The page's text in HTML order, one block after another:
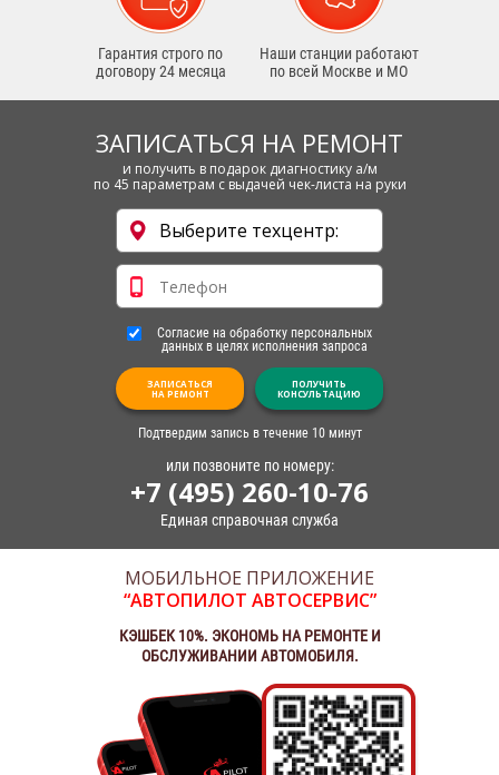
Гарантия строго по
договору 24 месяца
Наши станции работают
по всей Москве и МО
ЗАПИСАТЬСЯ НА РЕМОНТ
и получить в подарок диагностику а/м
по 45 параметрам с выдачей чек-листа на руки
Согласие на обработку персональных
данных в целях исполнения запроса
ЗАПИСАТЬСЯ
НА РЕМОНТ
ПОЛУЧИТЬ
КОНСУЛЬТАЦИЮ
Подтвердим запись в течение 10 минут
или позвоните по номеру:
+7 (495) 260-10-76
Единая справочная служба
МОБИЛЬНОЕ ПРИЛОЖЕНИЕ
“АВТОПИЛОТ АВТОСЕРВИС”
КЭШБЕК 10%. ЭКОНОМЬ НА РЕМОНТЕ И
ОБСЛУЖИВАНИИ АВТОМОБИЛЯ.